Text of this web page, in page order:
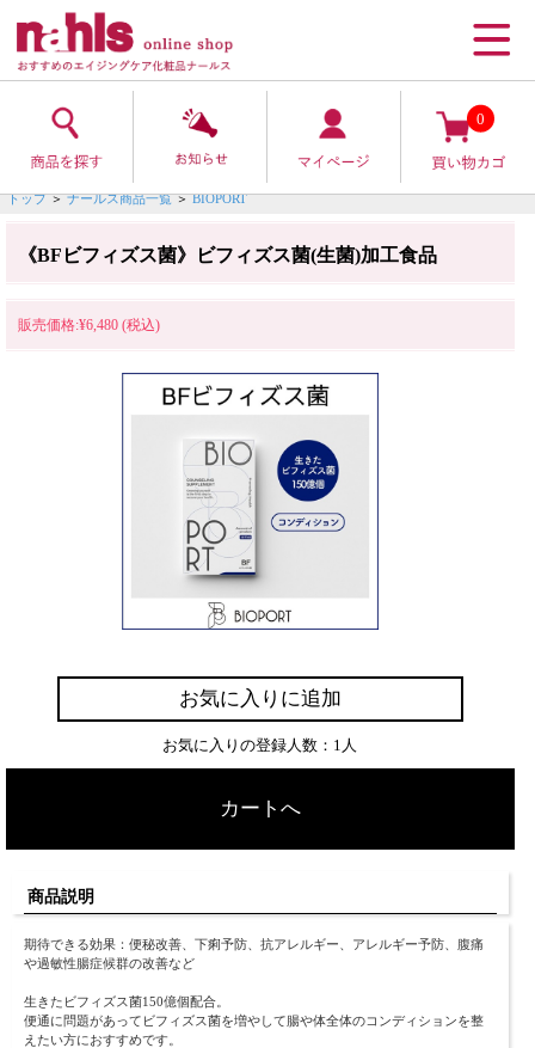
0
トップ ＞ ナールス商品一覧 ＞ BIOPORT
《BFビフィズス菌》ビフィズス菌(生菌)加工食品
販売価格:¥6,480 (税込)
お気に入りに追加
お気に入りの登録人数：1人
カートへ
商品説明
期待できる効果：便秘改善、下痢予防、抗アレルギー、アレルギー予防、腹痛
や過敏性腸症候群の改善など
生きたビフィズス菌150億個配合。
便通に問題があってビフィズス菌を増やして腸や体全体のコンディションを整
えたい方におすすめです。